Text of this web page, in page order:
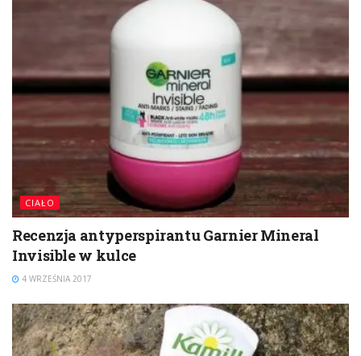
CIAŁO
Recenzja antyperspirantu Garnier Mineral
Invisible w kulce
4 WRZEŚNIA 2017